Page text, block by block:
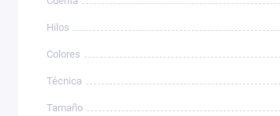
Hilos
Colores
Técnica
Tamaño